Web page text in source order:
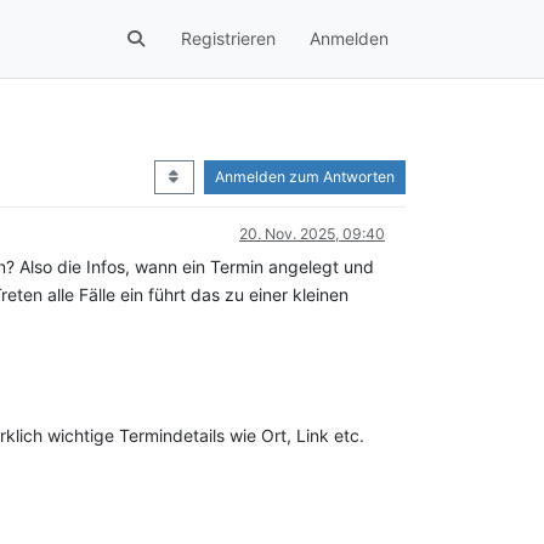
Registrieren Anmelden
Anmelden zum Antworten
20. Nov. 2025, 09:40
Also die Infos, wann ein Termin angelegt und
alle Fälle ein führt das zu einer kleinen
wichtige Termindetails wie Ort, Link etc.